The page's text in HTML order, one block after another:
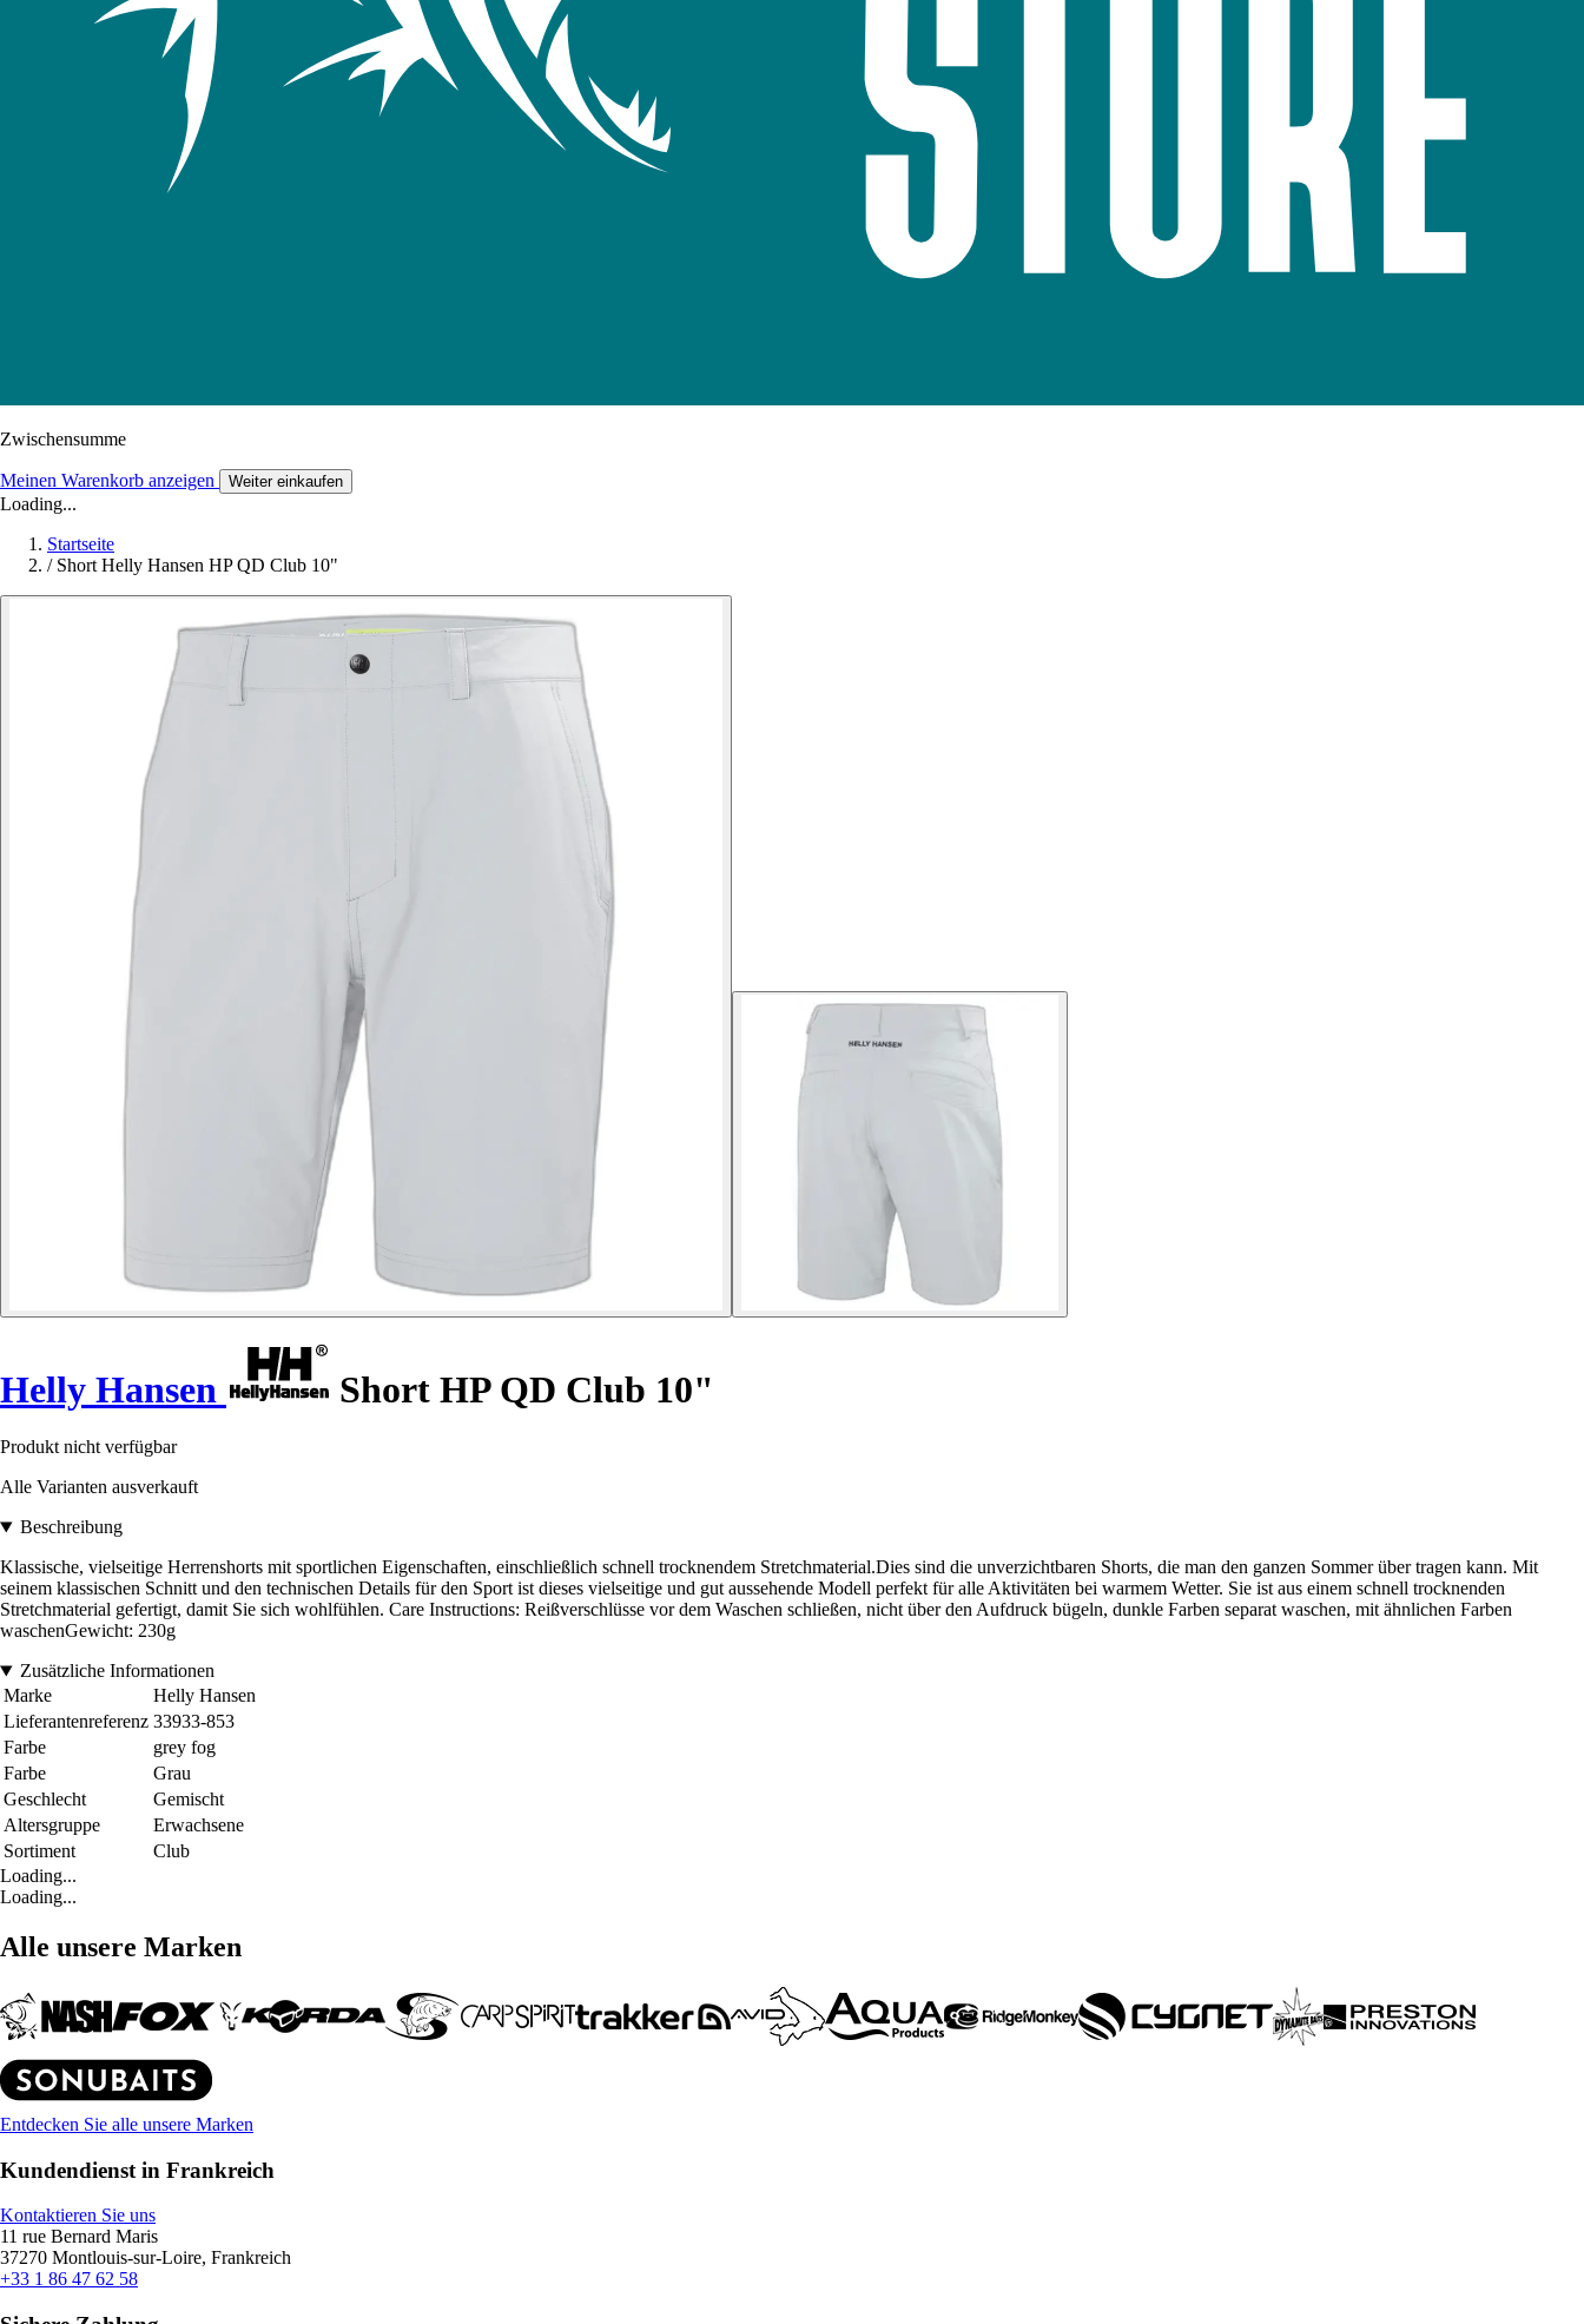
Zwischensumme
Meinen Warenkorb anzeigen Weiter einkaufen
Loading...
Startseite
/ Short Helly Hansen HP QD Club 10"
Helly Hansen Short HP QD Club 10"
Produkt nicht verfügbar
Alle Varianten ausverkauft
Beschreibung
Klassische, vielseitige Herrenshorts mit sportlichen Eigenschaften, einschließlich schnell trocknendem Stretchmaterial.Dies sind die unverzichtbaren Shorts, die man den ganzen Sommer über tragen kann. Mit
seinem klassischen Schnitt und den technischen Details für den Sport ist dieses vielseitige und gut aussehende Modell perfekt für alle Aktivitäten bei warmem Wetter. Sie ist aus einem schnell trocknenden
Stretchmaterial gefertigt, damit Sie sich wohlfühlen. Care Instructions: Reißverschlüsse vor dem Waschen schließen, nicht über den Aufdruck bügeln, dunkle Farben separat waschen, mit ähnlichen Farben
waschenGewicht: 230g
Zusätzliche Informationen
Marke
Helly Hansen
Lieferantenreferenz 33933-853
Farbe
grey fog
Farbe
Grau
Geschlecht
Gemischt
Altersgruppe
Erwachsene
Sortiment
Club
Loading...
Loading...
Alle unsere Marken
Entdecken Sie alle unsere Marken
Kundendienst in Frankreich
Kontaktieren Sie uns
11 rue Bernard Maris
37270 Montlouis-sur-Loire, Frankreich
+33 1 86 47 62 58